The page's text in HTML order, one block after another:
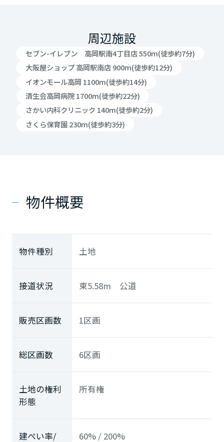
周辺施設
セブン-イレブン 高岡駅南4丁目店 550m(徒歩約7分)
大阪屋ショップ 高岡駅南店 900m(徒歩約12分)
イオンモール高岡 1100m(徒歩約14分)
済生会高岡病院 1700m(徒歩約22分)
さかい内科クリニック 140m(徒歩約2分)
さくら保育園 230m(徒歩約3分)
物件概要
物件種別 土地
接道状況 東5.58m 公道
販売区画数 1区画
総区画数 6区画
土地の権利
形態
所有権
建ぺい率/ 60% / 200%